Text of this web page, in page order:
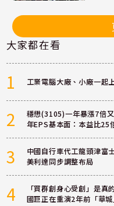
大家都在看
1 工業電腦大廠、小廠一起
2
穩懋(3105)一年暴漲7倍
年EPS基本面：本益比25
3
中國自行車代工龍頭津富
美利達同步調整布局
4
「買群創身心受創」是真
國巨正在重演2年前「華城